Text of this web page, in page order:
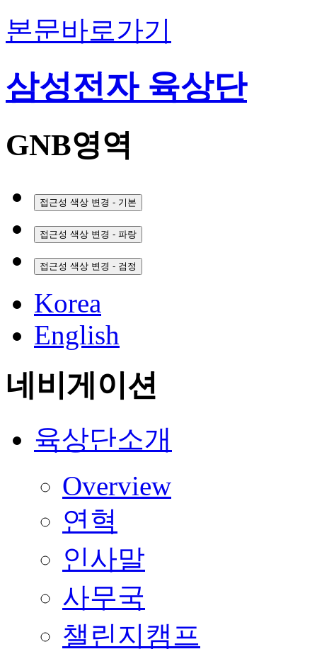
본문바로가기
삼성전자 육상단
GNB영역
접근성 색상 변경 - 기본
접근성 색상 변경 - 파랑
접근성 색상 변경 - 검정
Korea
English
네비게이션
육상단소개
Overview
연혁
인사말
사무국
챌린지캠프